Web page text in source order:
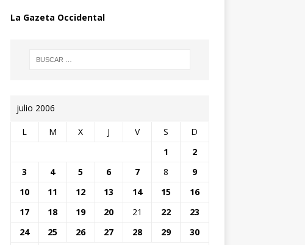
La Gazeta Occidental
julio 2006
L M X J V S D
1
2
3
4 5 6 7 8
9
10
11 12 13 14 15
16
17
18 19 20 21 22
23
24
25 26 27 28 29
30